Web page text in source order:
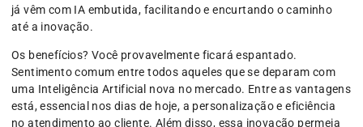
já vêm com IA embutida, facilitando e encurtando o caminho
até a inovação.
Os benefícios? Você provavelmente ficará espantado.
Sentimento comum entre todos aqueles que se deparam com
uma Inteligência Artificial nova no mercado. Entre as vantagens
está, essencial nos dias de hoje, a personalização e eficiência
no atendimento ao cliente. Além disso, essa inovação permeia